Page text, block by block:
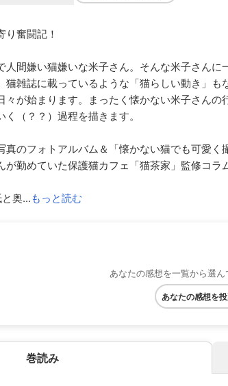
奮闘記！
人間嫌い猫嫌いな米子さん。そんな米子さん
猫雑誌に載っているような「猫らしい動き」
が始まります。まったく懐かない米子さん
（？？）過程を描きます。
真のフォトアルバム＆「懐かない猫でも可愛
勤めていた保護猫カフェ「猫茶家」監修コラ
奥...もっと読む
あなたの感想を一覧から選ん
あなたの感想を
巻読み